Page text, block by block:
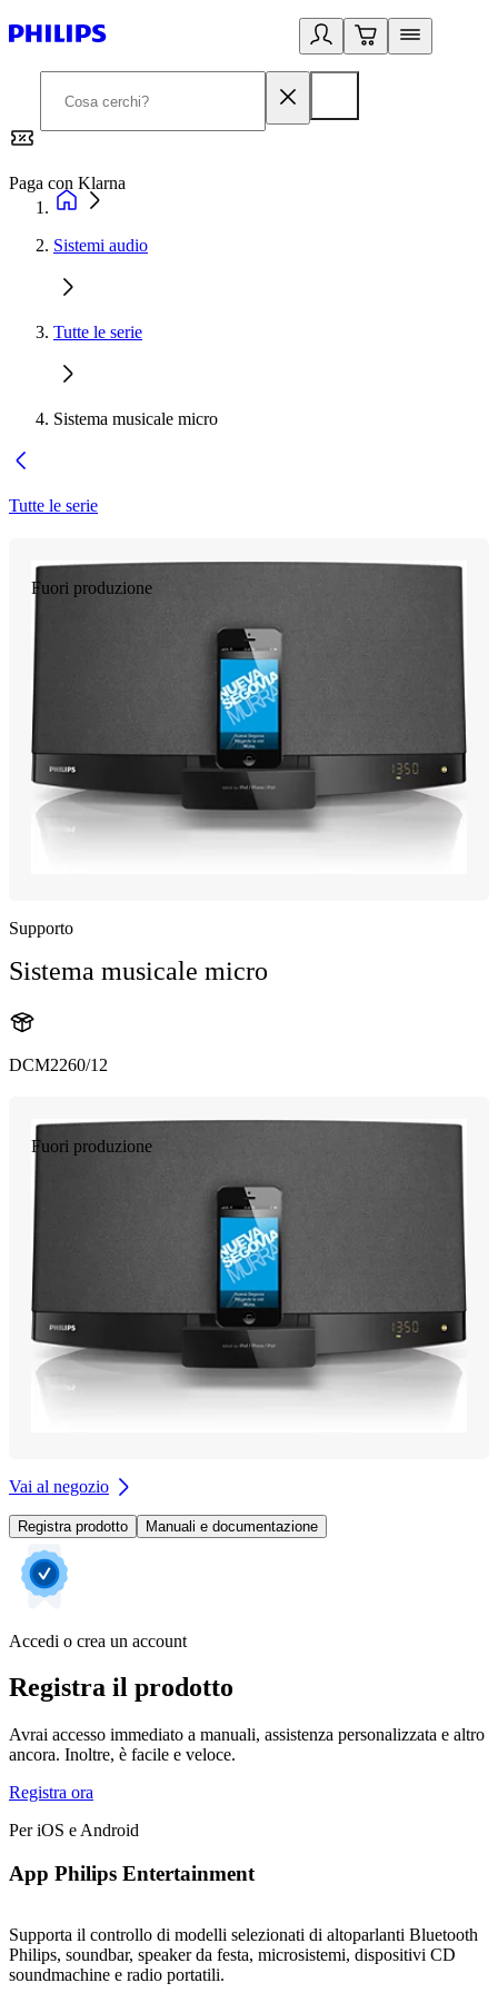
Paga con Klarna
Sistemi audio
Tutte le serie
Sistema musicale micro
Tutte le serie
Fuori produzione
Supporto
Sistema musicale micro
DCM2260/12
Fuori produzione
Vai al negozio
Registra prodotto Manuali e documentazione
Accedi o crea un account
Registra il prodotto
Avrai accesso immediato a manuali, assistenza personalizzata e altro
ancora. Inoltre, è facile e veloce.
Registra ora
Per iOS e Android
App Philips Entertainment
Supporta il controllo di modelli selezionati di altoparlanti Bluetooth
Philips, soundbar, speaker da festa, microsistemi, dispositivi CD
soundmachine e radio portatili.